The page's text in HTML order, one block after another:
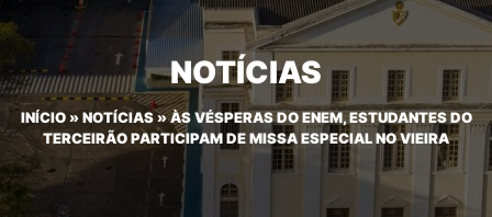
NOTÍCIAS
INÍCIO» NOTÍCIAS»ÀS VÉSPERAS DO ENEM, ESTUDANTES DO
TERCEIRÃO PARTICIPAM DE MISSA ESPECIAL NO VIEIRA